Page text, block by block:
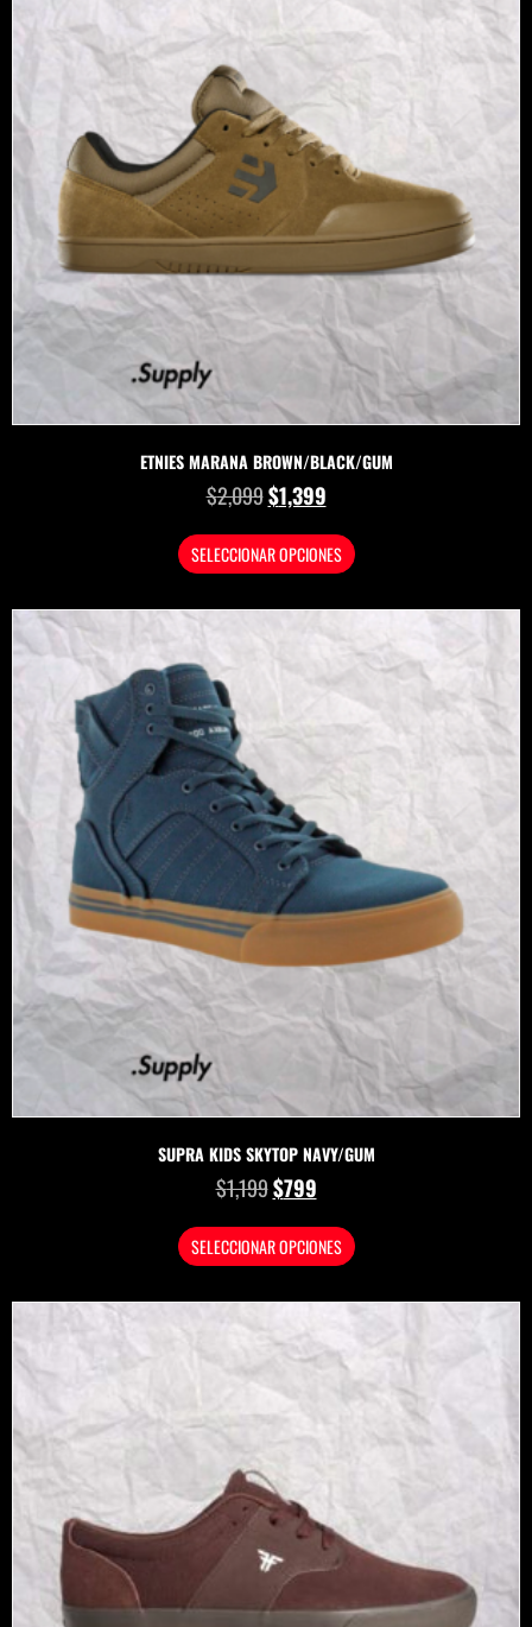
ETNIES MARANA BROWN/BLACK/GUM
$2,099$1,399
SELECCIONAR OPCIONES
SUPRA KIDS SKYTOP NAVY/GUM
$1,199$799
SELECCIONAR OPCIONES